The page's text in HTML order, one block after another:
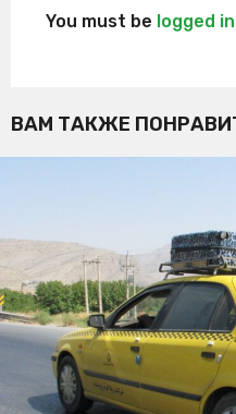
You must be logged in
ВАМ ТАКЖЕ